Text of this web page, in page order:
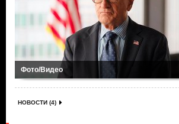
Фото/Видео
НОВОСТИ (4)